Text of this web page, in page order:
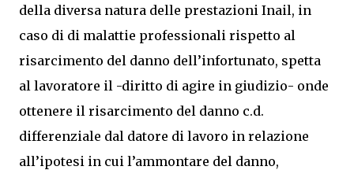
della diversa natura delle prestazioni Inail, in
caso di di malattie professionali rispetto al
risarcimento del danno dell’infortunato, spetta
al lavoratore il -diritto di agire in giudizio- onde
ottenere il risarcimento del danno c.d.
differenziale dal datore di lavoro in relazione
all’ipotesi in cui l’ammontare del danno,